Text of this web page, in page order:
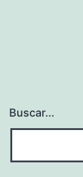
Buscar...